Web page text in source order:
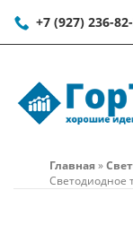
+7 (927) 236-
Главная»
Светодиодное